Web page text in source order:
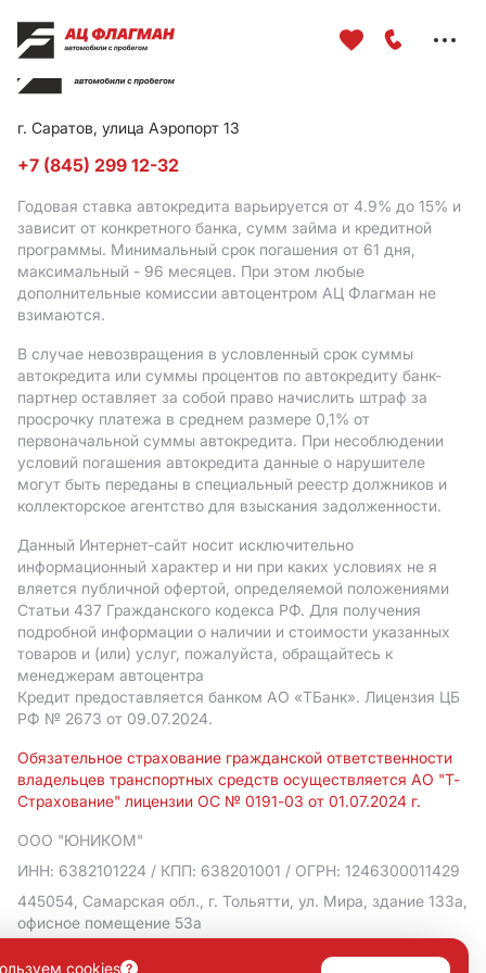
г. Саратов, улица Аэропорт 13
+7 (845) 299 12-32
Годовая ставка автокредита варьируется от 4.9% до 15% и
зависит от конкретного банка, сумм займа и кредитной
программы. Минимальный срок погашения от 61 дня,
максимальный - 96 месяцев. При этом любые
дополнительные комиссии автоцентром АЦ Флагман не
взимаются.
В случае невозвращения в условленный срок суммы
автокредита или суммы процентов по автокредиту банк-
партнер оставляет за собой право начислить штраф за
просрочку платежа в среднем размере 0,1% от
первоначальной суммы автокредита. При несоблюдении
условий погашения автокредита данные о нарушителе
могут быть переданы в специальный реестр должников и
коллекторское агентство для взыскания задолженности.
Данный Интернет-сайт носит исключительно
информационный характер и ни при каких условиях не я
вляется публичной офертой, определяемой положениями
Статьи 437 Гражданского кодекса РФ. Для получения
подробной информации о наличии и стоимости указанных
товаров и (или) услуг, пожалуйста, обращайтесь к
менеджерам автоцентра
Кредит предоставляется банком АO «ТБанк». Лицензия ЦБ
РФ № 2673 от 09.07.2024.
Обязательное страхование гражданской ответственности
владельцев транспортных средств осуществляется АО "Т-
Страхование" лицензии ОС № 0191-03 от 01.07.2024 г.
ООО "ЮНИКОМ"
ИНН: 6382101224 / КПП: 638201001 / ОГРН: 1246300011429
445054, Самарская обл., г. Тольятти, ул. Мира, здание 133а,
офисное помещение 53а
Политика в отношении обработки персональных данных
cookies